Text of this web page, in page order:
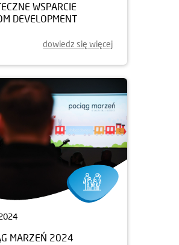
WSPARCIE
DEVELOPMENT
dowiedz się więcej
MARZEŃ 2024